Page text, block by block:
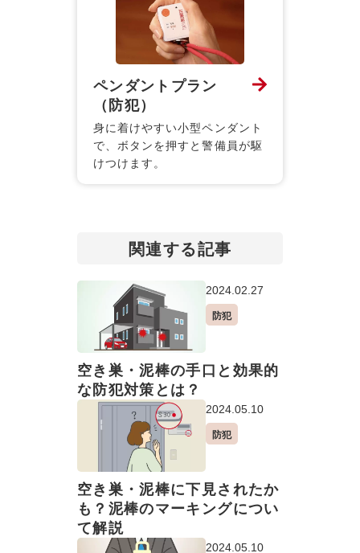
ペンダントプラン
（防犯）
身に着けやすい小型ペンダント
で、ボタンを押すと警備員が駆
けつけます。
関連する記事
2024.02.27
防犯
空き巣・泥棒の手口と効果的
な防犯対策とは？
2024.05.10
防犯
空き巣・泥棒に下見されたか
も？泥棒のマーキングについ
て解説
2024.05.10